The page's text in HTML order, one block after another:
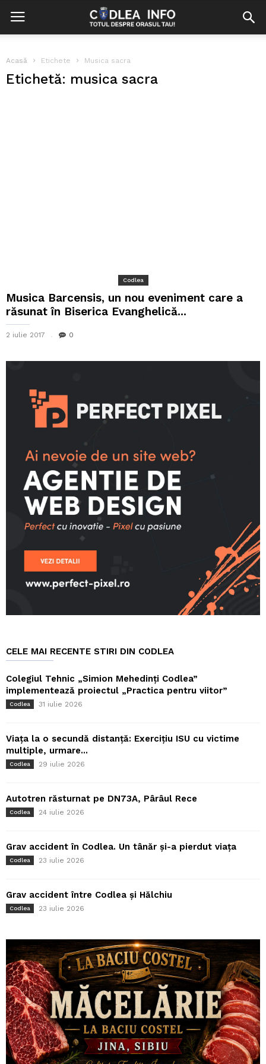
Acasă Etichete Musica sacra
Etichetă: musica sacra
Codlea
Musica Barcensis, un nou eveniment care a
răsunat în Biserica Evanghelică...
2 iulie 2017 0
CELE MAI RECENTE STIRI DIN CODLEA
Colegiul Tehnic „Simion Mehedinți Codlea”
implementează proiectul „Practica pentru viitor”
Codlea 31 iulie 2026
Viața la o secundă distanță: Exercițiu ISU cu victime
multiple, urmare...
Codlea 29 iulie 2026
Autotren răsturnat pe DN73A, Pârâul Rece
Codlea 24 iulie 2026
Grav accident în Codlea. Un tânăr și-a pierdut viața
Codlea 23 iulie 2026
Grav accident între Codlea și Hălchiu
Codlea 23 iulie 2026